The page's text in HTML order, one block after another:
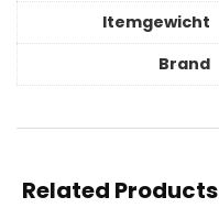
Itemgewicht
Brand
Related Products